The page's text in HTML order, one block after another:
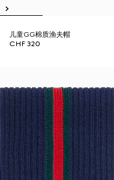
儿童GG棉质渔夫帽
CHF 320